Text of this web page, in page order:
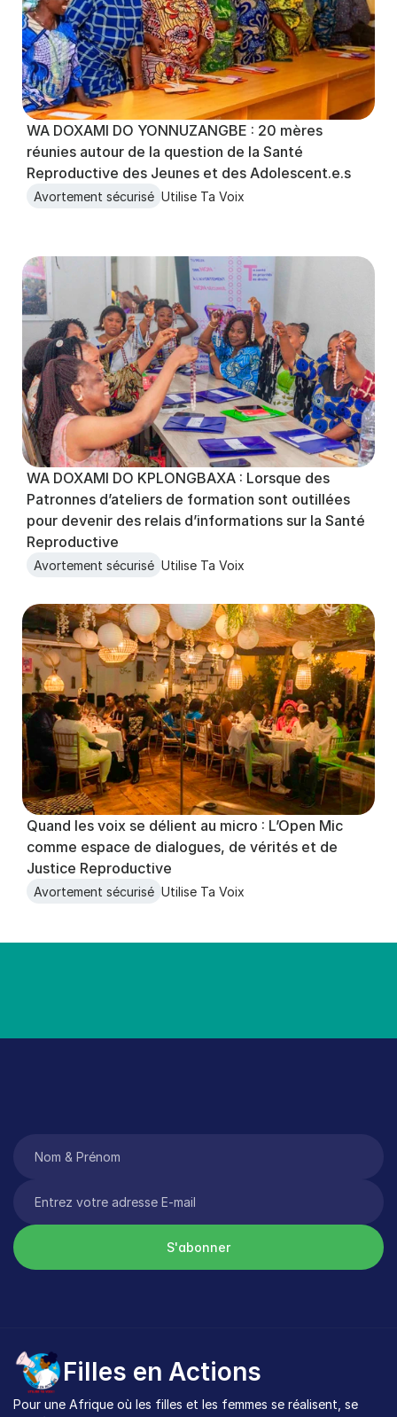
WA DOXAMI DO YONNUZANGBE : 20 mères
réunies autour de la question de la Santé
Reproductive des Jeunes et des Adolescent.e.s
Avortement sécurisé Utilise Ta Voix
WA DOXAMI DO KPLONGBAXA : Lorsque des
Patronnes d’ateliers de formation sont outillées
pour devenir des relais d’informations sur la Santé
Reproductive
Avortement sécurisé Utilise Ta Voix
Quand les voix se délient au micro : L’Open Mic
comme espace de dialogues, de vérités et de
Justice Reproductive
Avortement sécurisé Utilise Ta Voix
S'abonner
Filles en Actions
Pour une Afrique où les filles et les femmes se réalisent, se